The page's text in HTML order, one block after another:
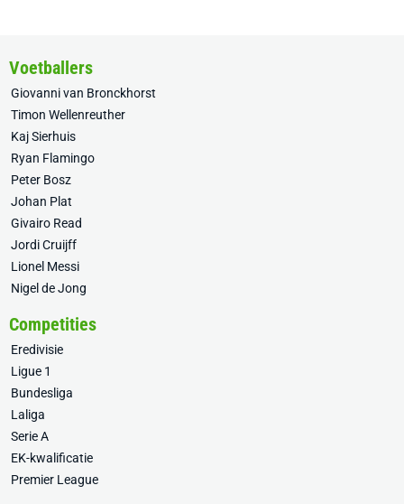
Voetballers
Giovanni van Bronckhorst
Timon Wellenreuther
Kaj Sierhuis
Ryan Flamingo
Peter Bosz
Johan Plat
Givairo Read
Jordi Cruijff
Lionel Messi
Nigel de Jong
Competities
Eredivisie
Ligue 1
Bundesliga
Laliga
Serie A
EK-kwalificatie
Premier League